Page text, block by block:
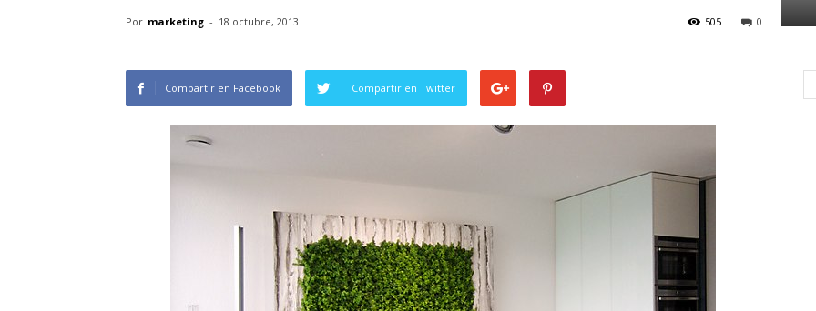
Por marketing - 18 octubre, 2013 0
505
Compartir en Facebook Compartir en Twitter